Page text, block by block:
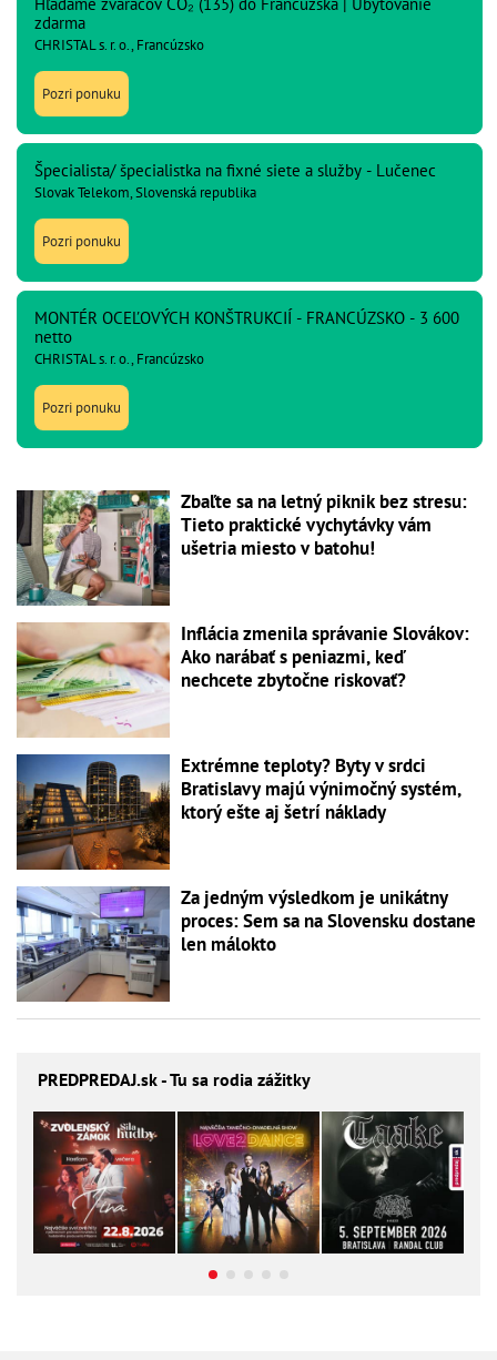
Hľadáme zváračov CO₂ (135) do Francúzska | Ubytovanie
zdarma
CHRISTAL s. r. o., Francúzsko
Pozri ponuku
Špecialista/ špecialistka na fixné siete a služby - Lučenec
Slovak Telekom, Slovenská republika
Pozri ponuku
MONTÉR OCEĽOVÝCH KONŠTRUKCIÍ - FRANCÚZSKO - 3 600
netto
CHRISTAL s. r. o., Francúzsko
Pozri ponuku
Zbaľte sa na letný piknik bez stresu:
Tieto praktické vychytávky vám
ušetria miesto v batohu!
Inflácia zmenila správanie Slovákov:
Ako narábať s peniazmi, keď
nechcete zbytočne riskovať?
Extrémne teploty? Byty v srdci
Bratislavy majú výnimočný systém,
ktorý ešte aj šetrí náklady
Za jedným výsledkom je unikátny
proces: Sem sa na Slovensku dostane
len málokto
PREDPREDAJ.sk - Tu sa rodia zážitky